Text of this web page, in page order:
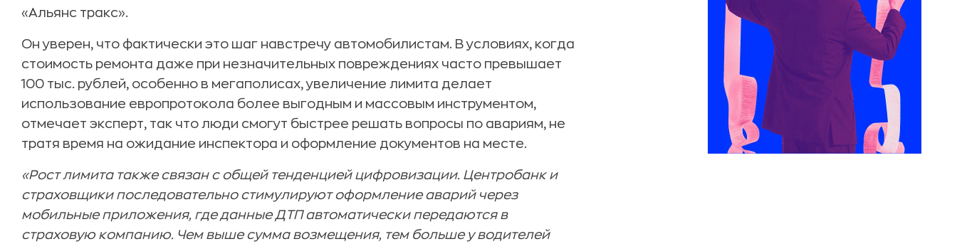
«Альянс тракс».
Он уверен, что фактически это шаг навстречу автомобилистам. В условиях, когда
стоимость ремонта даже при незначительных повреждениях часто превышает
100 тыс. рублей, особенно в мегаполисах, увеличение лимита делает
использование европротокола более выгодным и массовым инструментом,
отмечает эксперт, так что люди смогут быстрее решать вопросы по авариям, не
тратя время на ожидание инспектора и оформление документов на месте.
«Рост лимита также связан с общей тенденцией цифровизации. Центробанк и
страховщики последовательно стимулируют оформление аварий через
мобильные приложения, где данные ДТП автоматически передаются в
страховую компанию. Чем выше сумма возмещения, тем больше у водителей